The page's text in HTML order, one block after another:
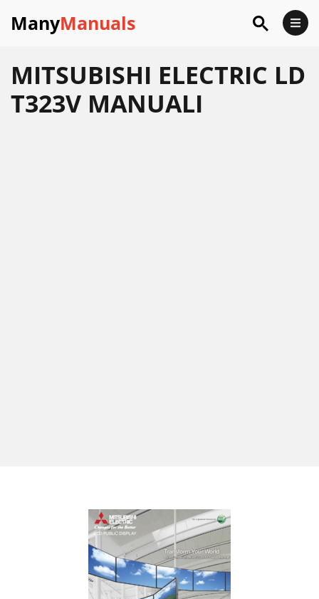
ManyManuals
MITSUBISHI ELECTRIC LD
T323V MANUALI